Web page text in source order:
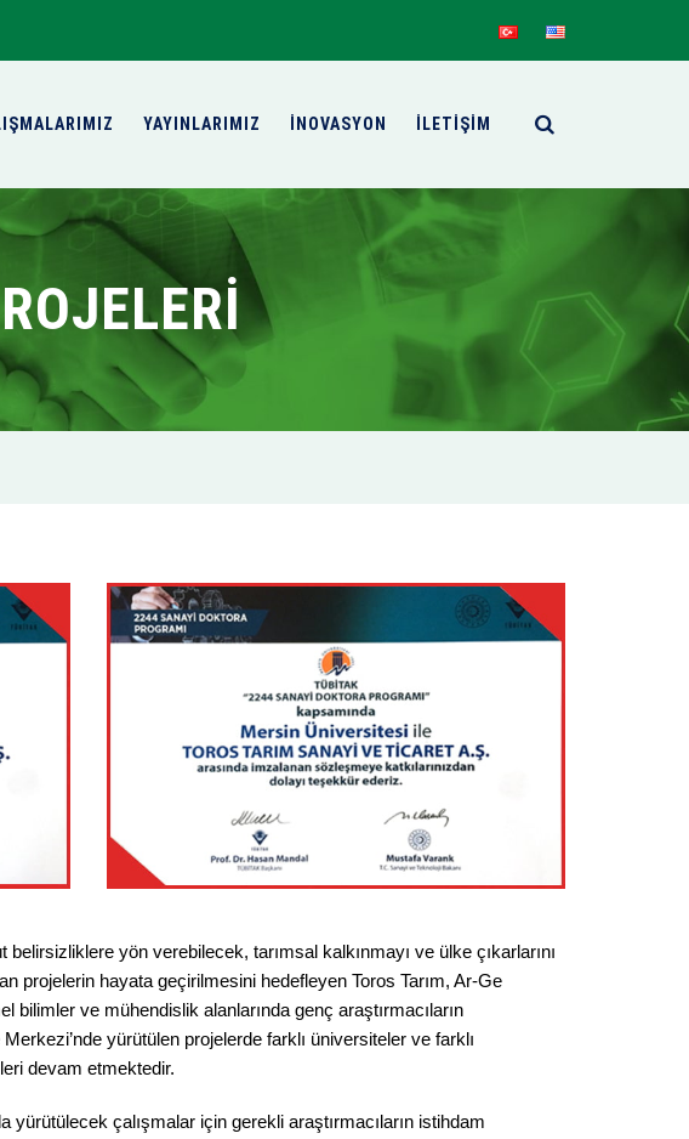
YAYINLARIMIZ İNOVASYON İLETİŞİM
yön verebilecek, tarımsal kalkınmayı ve ülke çıkarlarını
projelerin hayata geçirilmesini hedefleyen Toros Tarım, Ar-Ge
bilimler ve mühendislik alanlarında genç araştırmacıların
yürütülen projelerde farklı üniversiteler ve farklı
devam etmektedir.
yürütülecek çalışmalar için gerekli araştırmacıların istihdam